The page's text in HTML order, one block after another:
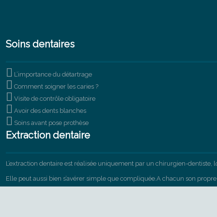
Soins dentaires
 L’importance du détartrage
 Comment soigner les caries ?
 Visite de contrôle obligatoire
 Avoir des dents blanches
 Soins avant pose prothèse
Extraction dentaire
L’extraction dentaire est réalisée uniquement par un chirurgien-dentiste,
Elle peut aussi bien s’avérer simple que compliquée.A chacun son